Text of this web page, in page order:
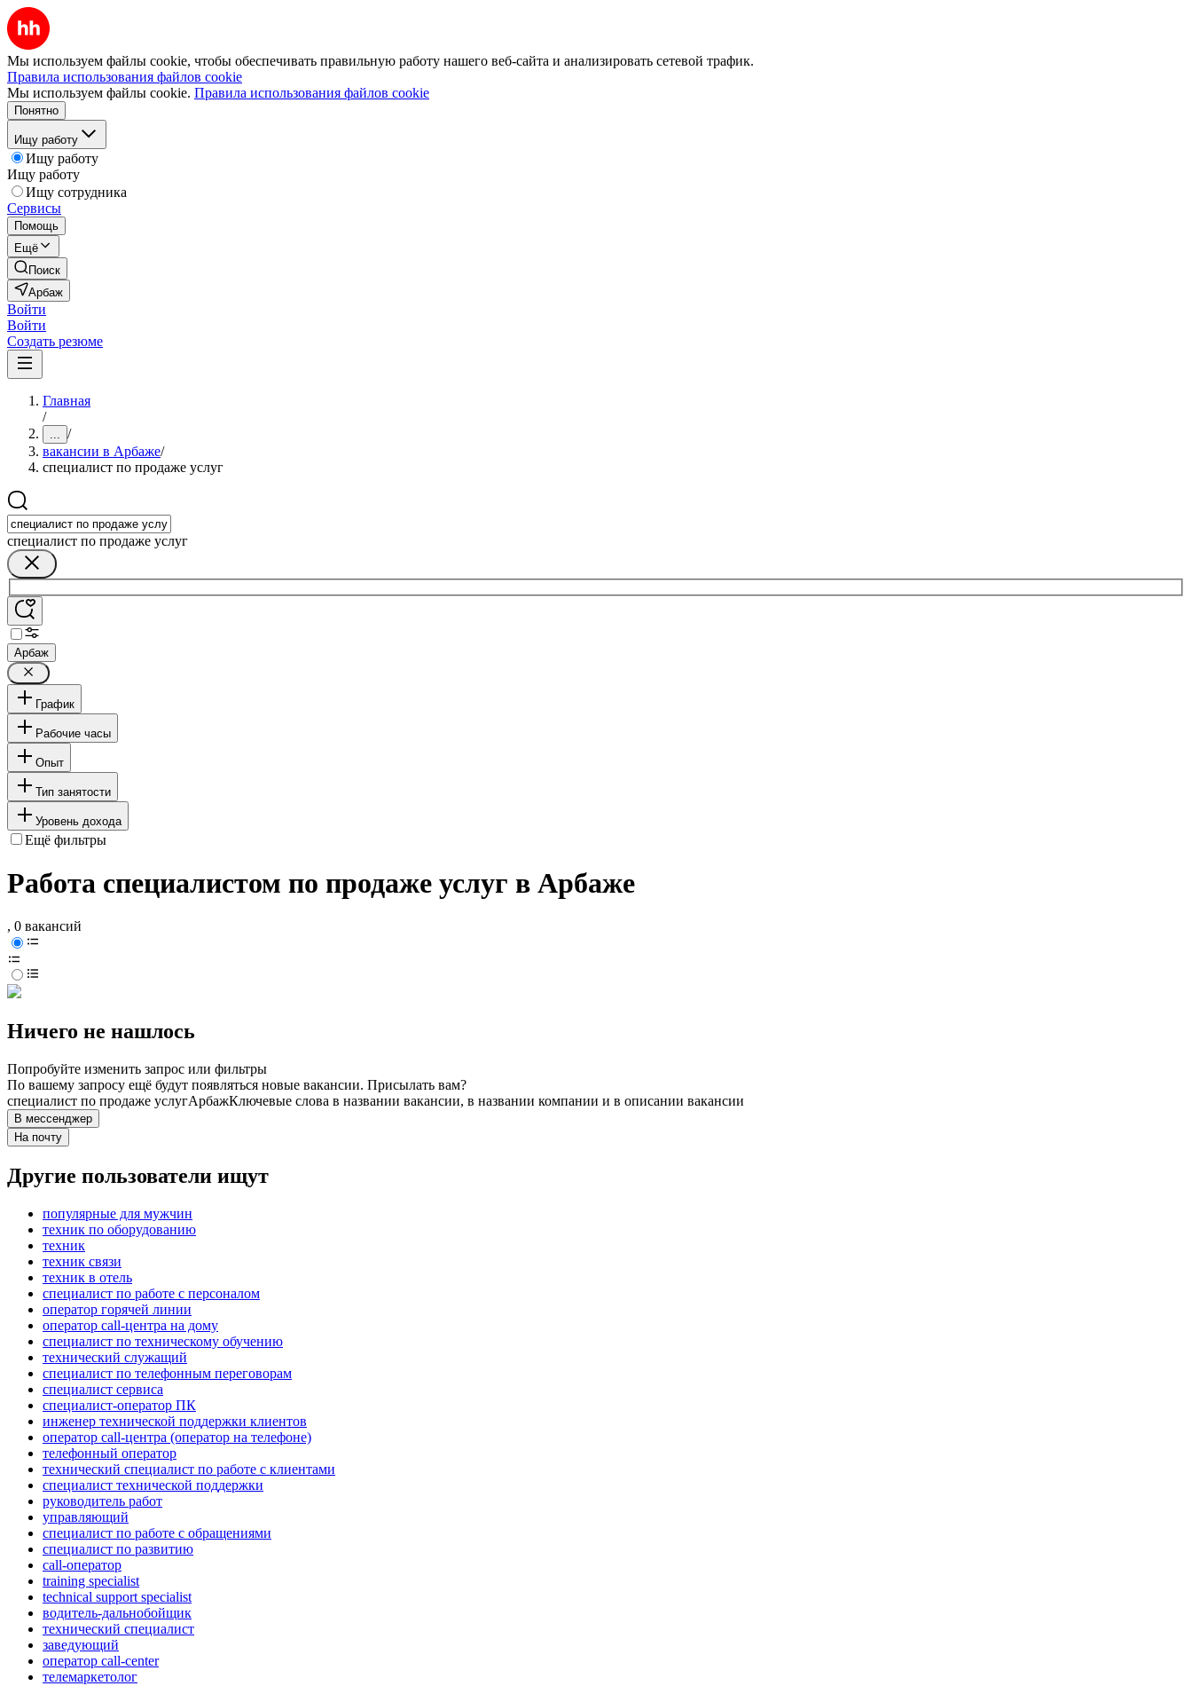
Мы используем файлы cookie, чтобы обеспечивать правильную работу нашего веб-сайта и анализировать сетевой трафик.
Правила использования файлов cookie
Мы используем файлы cookie. Правила использования файлов cookie
Понятно
Ищу работу
Ищу работу
Ищу работу
Ищу сотрудника
Сервисы
Помощь
Ещё
Поиск
Арбаж
Войти
Войти
Создать резюме
Главная
/
... /
вакансии в Арбаже/
специалист по продаже услуг
специалист по продаже услуг
Арбаж
График
Рабочие часы
Опыт
Тип занятости
Уровень дохода
Ещё фильтры
Работа специалистом по продаже услуг в Арбаже
, 0 вакансий
Ничего не нашлось
Попробуйте изменить запрос или фильтры
По вашему запросу ещё будут появляться новые вакансии. Присылать вам?
специалист по продаже услугАрбажКлючевые слова в названии вакансии, в названии компании и в описании вакансии
В мессенджер
На почту
Другие пользователи ищут
популярные для мужчин
техник по оборудованию
техник
техник связи
техник в отель
специалист по работе с персоналом
оператор горячей линии
оператор call-центра на дому
специалист по техническому обучению
технический служащий
специалист по телефонным переговорам
специалист сервиса
специалист-оператор ПК
инженер технической поддержки клиентов
оператор call-центра (оператор на телефоне)
телефонный оператор
технический специалист по работе с клиентами
специалист технической поддержки
руководитель работ
управляющий
специалист по работе с обращениями
специалист по развитию
call-оператор
training specialist
technical support specialist
водитель-дальнобойщик
технический специалист
заведующий
оператор call-center
телемаркетолог